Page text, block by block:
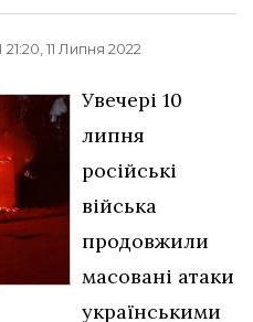
21:20, 11 Липня 2022
Увечері 10
липня
російські
війська
продовжили
масовані атаки
українськими